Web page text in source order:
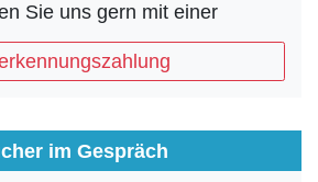
Sie uns gern mit einer
im Gespräch